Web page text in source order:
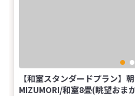
【和室スタンダードプラン】
MIZUMORI/和室8畳(眺望おま